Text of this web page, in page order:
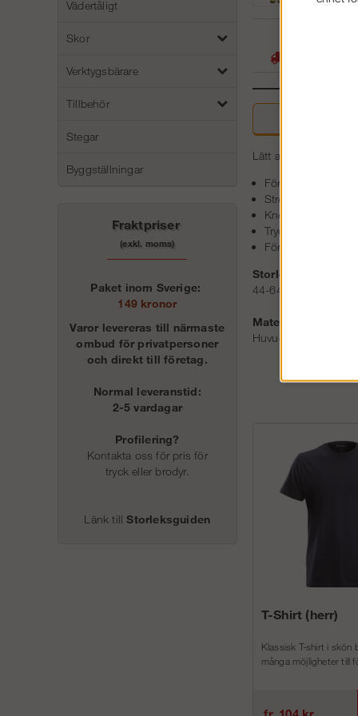
Vädertåligt
Skor
Verktygsbärare
Tillbehör
Stegar
Byggställningar
Fraktpriser
(exkl. moms)
Paket inom Sverige:
149 kronor
Varor levereras till närmaste
ombud för privatpersoner
och direkt till företag.
Normal leveranstid:
2-5 vardagar
Profilering?
Kontakta oss för pris för
tryck eller brodyr.
Länk till Storleksguiden
Lätt arbetsbyxa
Förstärkt med
Stretchig grenkil
KneeGuard™-
Tryckta reflexer
Förböjda ben
Storlek:
44-64, 88-124, 146-
Material:
Huvudtyg: 100 %
T-Shirt (herr)
Klassisk T-shirt i skön
många möjligheter till